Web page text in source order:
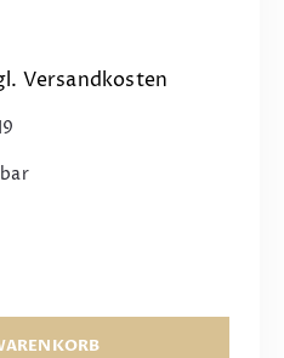
Versandkosten